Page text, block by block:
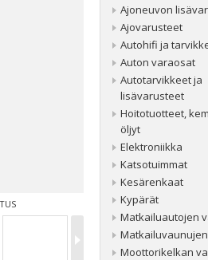
Ajoneuvon
Ajovarusteet
Autohifi ja
Auton varaosat
Autotarvikkeet ja
lisävarusteet
Hoitotuotteet,
öljyt
Elektroniikka
Katsotuimmat
Kesärenkaat
Kypärät
Matkailuautojen
Moottorikelkan